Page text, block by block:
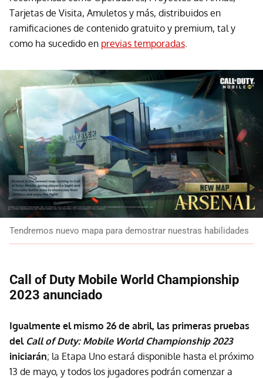
Tarjetas de Visita, Amuletos y más, distribuidos en
ramificaciones de contenido gratuito y premium, tal y
como ha sucedido en previas temporadas
Tendremos nuevo mapa para demostrar nuestras habilidades
Call of Duty Mobile World Championship
2023 anunciado
Igualmente el mismo 26 de abril, las primeras pruebas
del Call of Duty: Mobile World Championship 2023
iniciarán; la Etapa Uno estará disponible hasta el próximo
13 de mayo, y todos los jugadores podrán comenzar a